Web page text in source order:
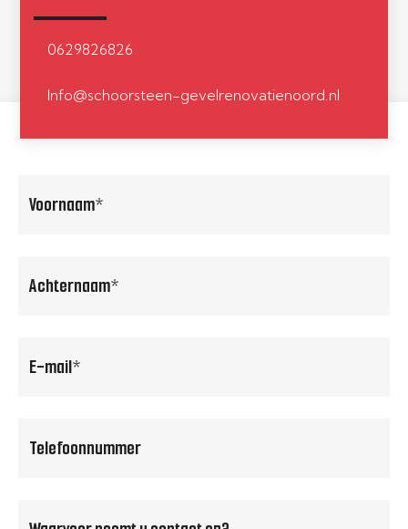
0629826826
Info@schoorsteen-gevelrenovatienoord.nl